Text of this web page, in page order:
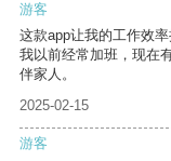
游客
这款app让我的工作效
我以前经常加班，现在
伴家人。
2025-02-15
游客